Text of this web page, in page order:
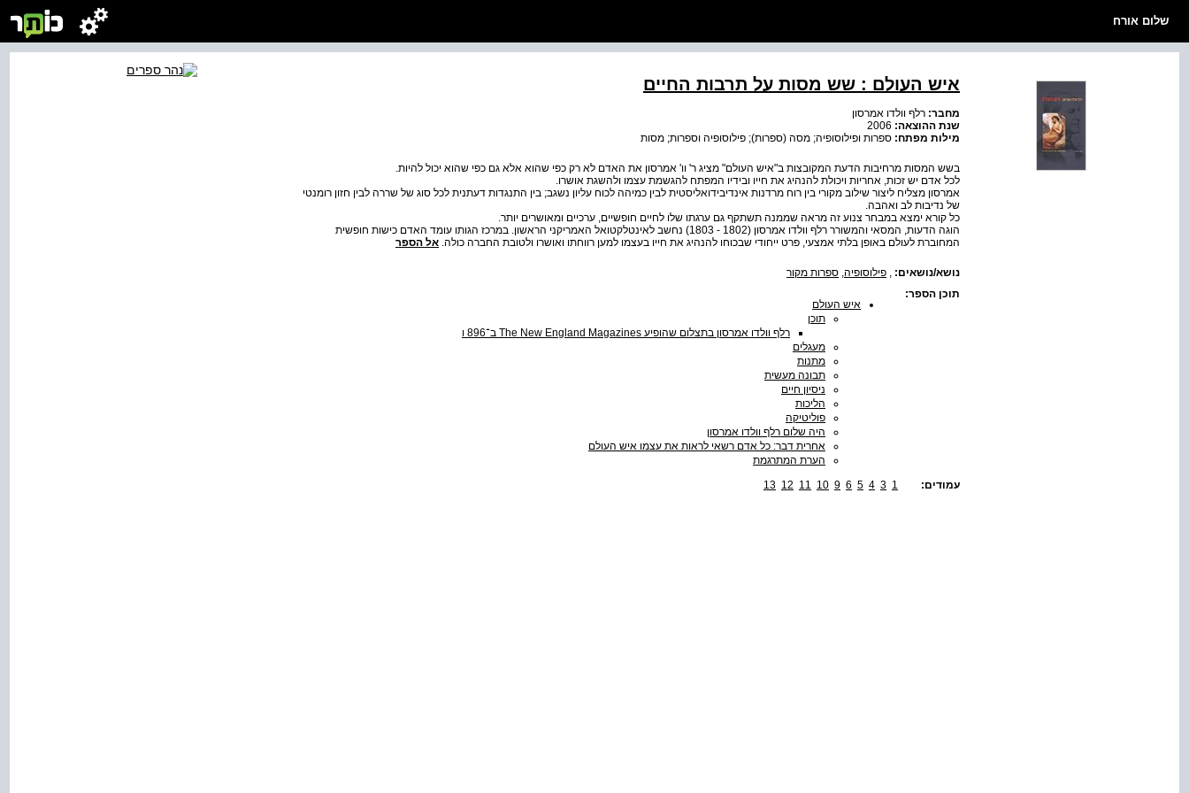
שלום אורח
איש העולם : שש מסות על תרבות החיים
מחבר: רלף וולדו אמרסון
שנת ההוצאה:
מילות מפתח: ספרות ופילוסופיה; מסה (ספרות); פילוסופיה וספרות; מסות
בשש המסות מרחיבות הדעת המקובצות ב"איש העולם" מציג ר' וו' אמרסון את האדם לא רק כפי שהוא אלא גם כפי שהוא יכול להיות.
לכל אדם יש זכות, אחריות ויכולת להנהיג את חייו ובידיו המפתח להגשמת עצמו ולהשגת אושרו.
אמרסון מצליח ליצור שילוב מקורי בין רוח מרדנות אינדיבידואליסטית לבין כמיהה לכוח עליון נשגב; בין התנגדות דעתנית לכל סוג של שררה לבין חזון רומנטי
של נדיבות לב ואהבה.
כל קורא ימצא במבחר צנוע זה מראה שממנה תשתקף גם ערגתו שלו לחיים חופשיים, ערכיים ומאושרים יותר.
הוגה הדעות, המסאי והמשורר רלף וולדו אמרסון (1802 - 1803) נחשב לאינטלקטואל האמריקני הראשון. במרכז הגותו עומד האדם כישות חופשית
המחוברת לעולם באופן בלתי אמצעי, פרט ייחודי שבכוחו להנהיג את חייו בעצמו למען רווחתו ואושרו ולטובת החברה כולה. אל הספר
נושא/נושאים: פילוסופיה ספרות מקור
תוכן הספר:
איש העולם
תוכן
רלף וולדו אמרסון בתצלום שהופיע ‭The New England Magazines‬ ב־896 ו
מעגלים
מתנות
תבונה מעשית
ניסיון חיים
הליכות
פוליטיקה
היה שלום רלף וולדו אמרסון
אחרית דבר: כל אדם רשאי לראות את עצמו איש העולם
הערת המתרגמת
עמודים: 1
3
4
5
6
9
10
11
12
13